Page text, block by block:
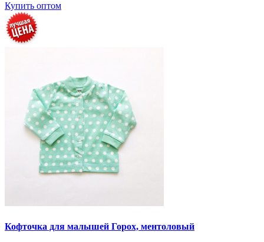
Купить оптом
Кофточка для малышей Горох, ментоловый